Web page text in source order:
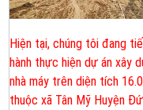
Hiện tại, chúng tôi đang
hành thực hiện dự án xây
nhà máy trên diện tích
thuộc xã Tân Mỹ Huyện